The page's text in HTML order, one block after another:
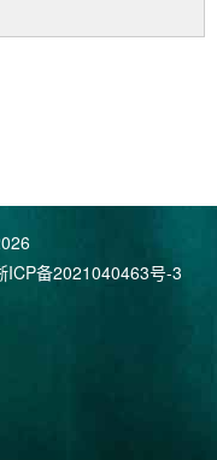
ICP备2021040463号-3